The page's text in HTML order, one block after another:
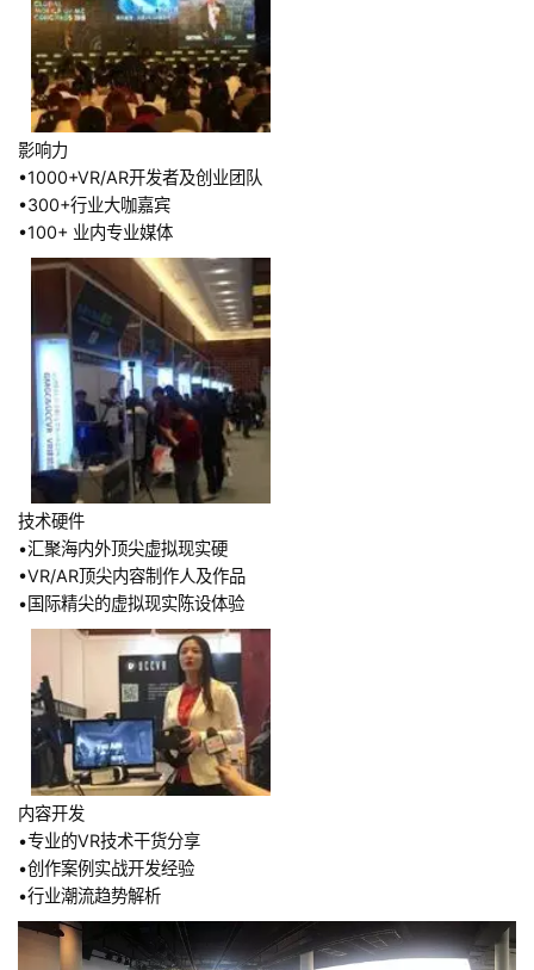
影响力
•1000+VR/AR开发者及创业团队
•300+行业大咖嘉宾
•100+ 业内专业媒体
技术硬件
•汇聚海内外顶尖虚拟现实硬
•VR/AR顶尖内容制作人及作品
•国际精尖的虚拟现实陈设体验
内容开发
•专业的VR技术干货分享
•创作案例实战开发经验
•行业潮流趋势解析